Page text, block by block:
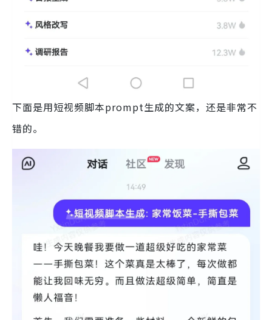
下面是用短视频脚本prompt生成的文案，还是非常不
错的。